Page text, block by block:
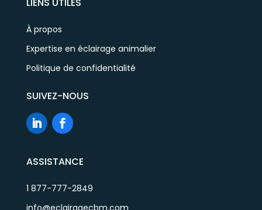
LIENS UTILES
À propos
Expertise en éclairage animalier
Politique de confidentialité
SUIVEZ-NOUS
ASSISTANCE
1 877-777-2849